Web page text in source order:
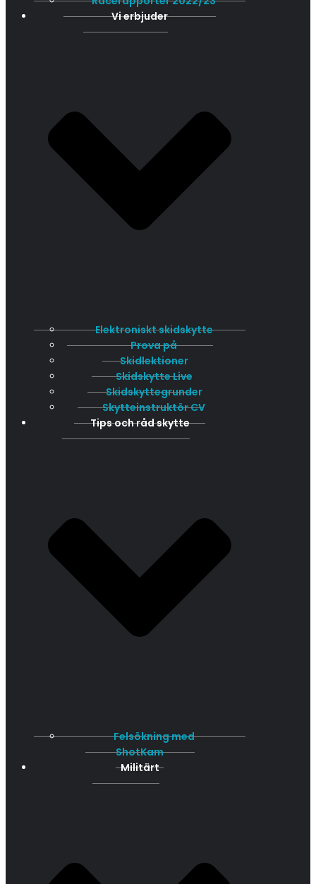
Vi erbjuder
Elektroniskt skidskytte
Prova på
Skidlektioner
Skidskytte Live
Skidskyttegrunder
Skytteinstruktör CV
Tips och råd skytte
Felsökning med
ShotKam
Militärt